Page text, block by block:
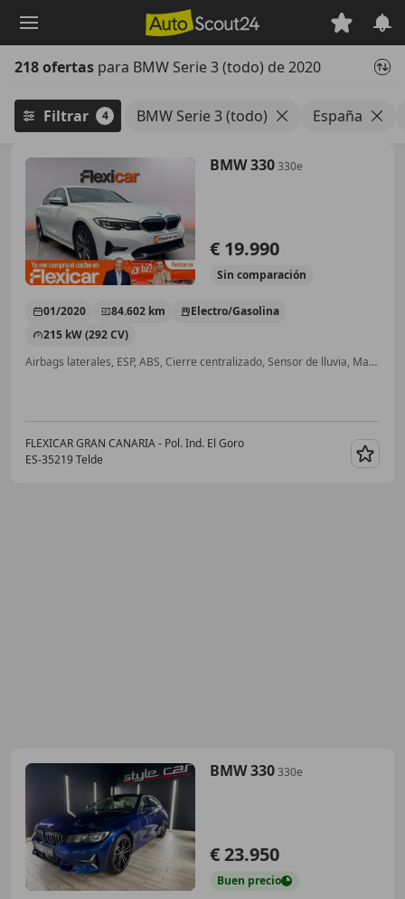
principal
218 ofertas para BMW Serie 3 (todo) de 2020
Filtrar 4 BMW Serie 3 (todo) España
BMW 330330e
€ 19.990
Sin comparación
01/2020 84.602 km
Electro/Gasolina
215 kW (292 CV)
Airbags laterales, ESP, ABS, Cierre centralizado, Sensor de lluvia, Manos libres, Airbag trasero, Start/Stop automático
FLEXICAR GRAN CANARIA - Pol. Ind. El Goro
ES-35219 Telde
BMW 330330e
€ 23.950
Buen precio